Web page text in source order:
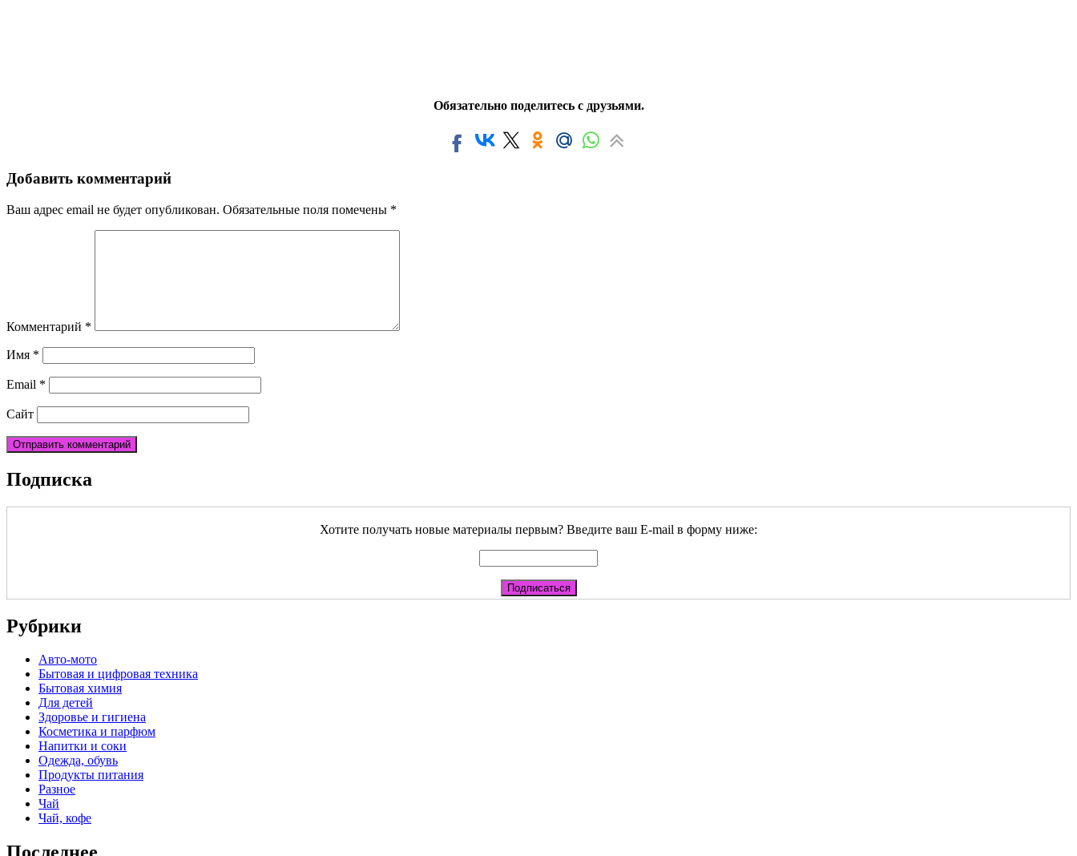
Обязательно поделитесь с друзьями.
Добавить комментарий
Ваш адрес email не будет опубликован. Обязательные поля помечены *
Комментарий *
Имя *
Email *
Сайт
Подписка
Хотите получать новые материалы первым? Введите ваш E-mail в форму ниже:
Рубрики
Авто-мото
Бытовая и цифровая техника
Бытовая химия
Для детей
Здоровье и гигиена
Косметика и парфюм
Напитки и соки
Одежда, обувь
Продукты питания
Разное
Чай
Чай, кофе